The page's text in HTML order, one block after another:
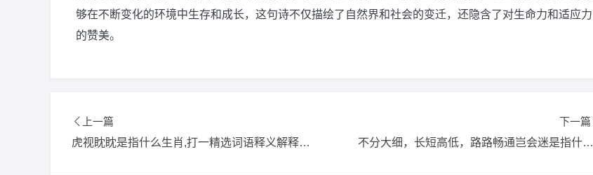
够在不断变化的环境中生存和成长，这句诗不仅描绘了自然界和社会的变迁，还隐含了对生命力和适应力
的赞美。
上一篇
虎视眈眈是指什么生肖,打一精选词语释义解释落实
下一篇
不分大细，长短高低，路路畅通岂会迷是指什么生肖,打一精选词语释义解释落实